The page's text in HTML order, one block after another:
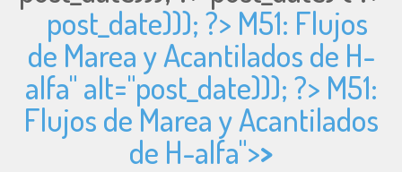
post_date))); ?> M51: Flujos
de Marea y Acantilados de H-
alfa" alt="post_date))); ?> M51:
Flujos de Marea y Acantilados
de H-alfa">>